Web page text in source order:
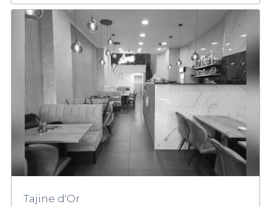
Tajine d'Or